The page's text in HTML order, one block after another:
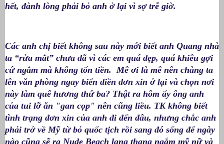
hết, đành lòng phải bỏ anh ở lại vì sợ trễ giờ.
Các anh chị biết không sau này mới biết anh Quang nhà
ta “rửa mắt” chưa đã vì các em quá đẹp, quá khiêu gợi
cứ ngắm mà không tốn tiền. Mê ơi là mê nên chàng ta
lên văn phòng ngay biển điền đơn xin ở lại và chọn nơi
này làm quê hương thứ ba? Thật ra hôm ấy ông anh
của tui lỡ ăn "gan cọp" nên cũng liều. TK không biết
tình trạng đơn xin của anh đi đến đâu, nhưng chắc anh
phải trở về Mỹ từ bỏ quốc tịch rồi sang đó sống để ngày
nào cũng sẽ ra Nude Beach lang thang ngắm mỹ nữ và